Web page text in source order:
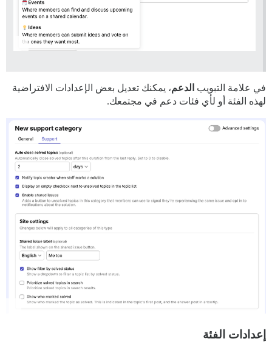
في علامة التبويب الدعم، يمكنك تعديل بعض الإعدادات الافتراضية
لهذه الفئة أو لأي فئات دعم في مجتمعك.
إعدادات الفئة